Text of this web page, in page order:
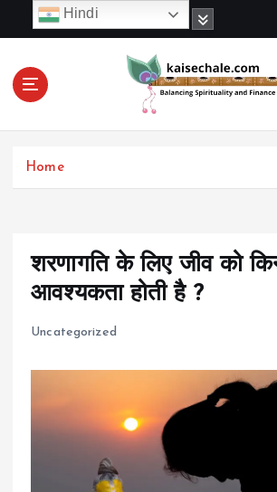
c
Home
शरणागति के लिए जीव को
आवश्यकता होती है ?
Uncategorized
Hindi